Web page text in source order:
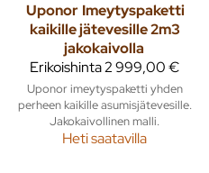
Uponor Imeytyspaketti
kaikille jätevesille 2m3
jakokaivolla
Erikoishinta2 999,00 €
Uponor imeytyspaketti yhden
perheen kaikille asumisjätevesille.
Jakokaivollinen malli.
Heti saatavilla